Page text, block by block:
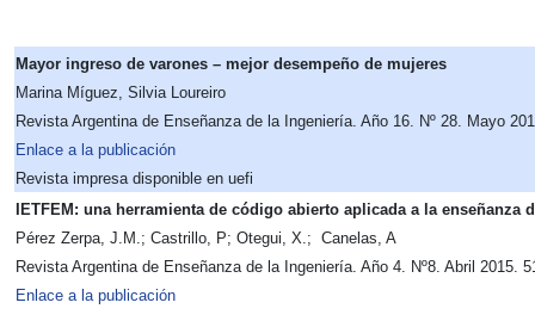
Mayor ingreso de varones – mejor desempeño de mujeres
Marina Míguez, Silvia Loureiro
Revista Argentina de Enseñanza de la Ingeniería. Año 16. Nº 28. Mayo
Enlace a la publicación
Revista impresa disponible en uefi
IETFEM: una herramienta de código abierto aplicada a la
Pérez Zerpa, J.M.; Castrillo, P; Otegui, X.; Canelas, A
Revista Argentina de Enseñanza de la Ingeniería. Año 4. Nº8. Abril 2015.
Enlace a la publicación